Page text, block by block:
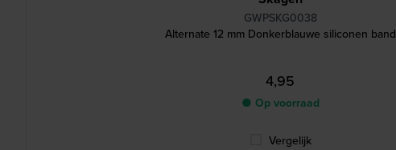
GWPSKG0038
Alternate 12 mm Donkerblauwe siliconen band
4,95
● Op voorraad
Vergelijk